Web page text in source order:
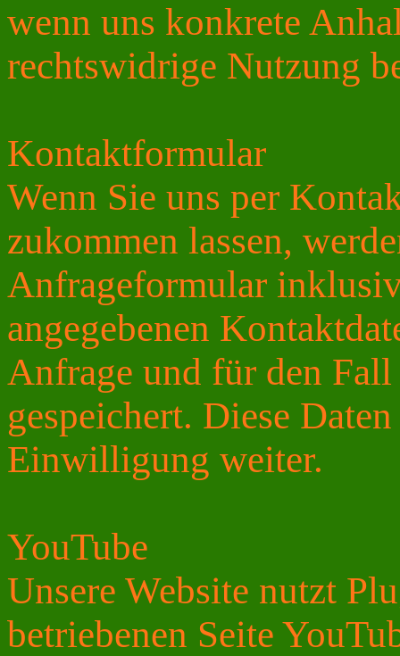
wenn uns konkrete
rechtswidrige Nutzung
Kontaktformular
Wenn Sie uns per
zukommen lassen,
Anfrageformular
angegebenen
Anfrage und für den
gespeichert. Diese
Einwilligung weiter.
YouTube
Unsere Website nutzt
betriebenen Seite